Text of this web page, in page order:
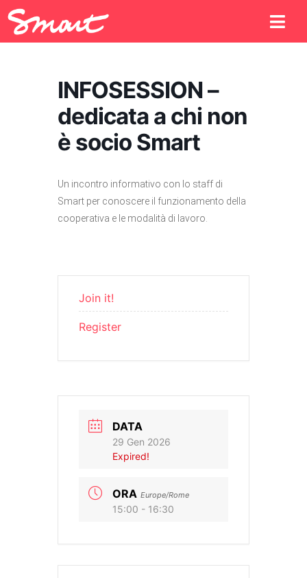
INFOSESSION –
dedicata a chi non
è socio Smart
Un incontro informativo con lo staff di
Smart per conoscere il funzionamento della
cooperativa e le modalità di lavoro.
Join it!
Register
DATA
29 Gen 2026
Expired!
ORA Europe/Rome
15:00 - 16:30